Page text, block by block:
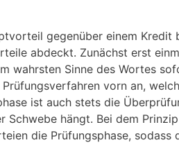
gegenüber einem
abdeckt. Zunächst erst
wahrsten Sinne des Wortes
vorn an,
ist auch stets die
Schwebe hängt. Bei dem
die Prüfungsphase,